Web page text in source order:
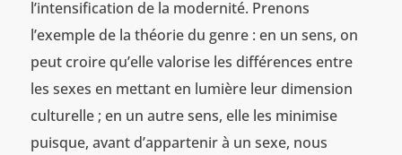
l’intensification de la modernité. Prenons
l’exemple de la théorie du genre : en un sens, on
peut croire qu’elle valorise les différences entre
les sexes en mettant en lumière leur dimension
culturelle ; en un autre sens, elle les minimise
puisque, avant d’appartenir à un sexe, nous